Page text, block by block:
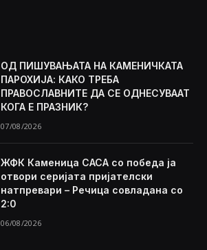
ОД ПИШУВАЊАТА НА КАМЕНИЧКАТА
ПАРОХИЈА: КАКО ТРЕБА
ПРАВОСЛАВНИТЕ ДА СЕ ОДНЕСУВААТ
КОГА Е ПРАЗНИК?
07/08/2026
ЖФК Каменица САСА со победа ја
отвори серијата пријателски
натпревари – Речица совладана со
2:0
06/08/2026